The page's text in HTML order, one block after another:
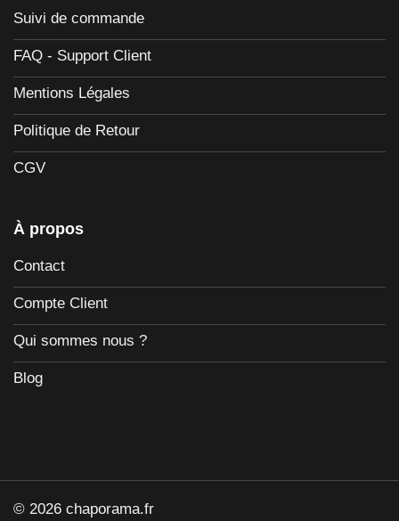
Suivi de commande
FAQ - Support Client
Mentions Légales
Politique de Retour
CGV
À propos
Contact
Compte Client
Qui sommes nous ?
Blog
© 2026 chaporama.fr